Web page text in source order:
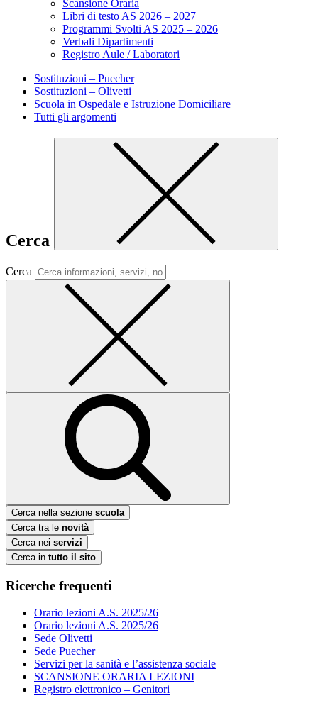
Scansione Oraria
Libri di testo AS 2026 – 2027
Programmi Svolti AS 2025 – 2026
Verbali Dipartimenti
Registro Aule / Laboratori
Sostituzioni – Puecher
Sostituzioni – Olivetti
Scuola in Ospedale e Istruzione Domiciliare
Tutti gli argomenti
Cerca
Cerca
Cerca nella sezione scuola
Cerca tra le novità
Cerca nei servizi
Cerca in tutto il sito
Ricerche frequenti
Orario lezioni A.S. 2025/26
Orario lezioni A.S. 2025/26
Sede Olivetti
Sede Puecher
Servizi per la sanità e l’assistenza sociale
SCANSIONE ORARIA LEZIONI
Registro elettronico – Genitori